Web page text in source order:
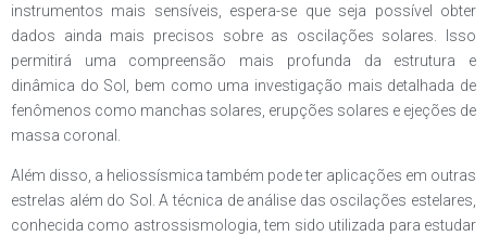
instrumentos mais sensíveis, espera-se que seja possível obter
dados ainda mais precisos sobre as oscilações solares. Isso
permitirá uma compreensão mais profunda da estrutura e
dinâmica do Sol, bem como uma investigação mais detalhada de
fenômenos como manchas solares, erupções solares e ejeções de
massa coronal.
Além disso, a heliossísmica também pode ter aplicações em outras
estrelas além do Sol. A técnica de análise das oscilações estelares,
conhecida como astrossismologia, tem sido utilizada para estudar